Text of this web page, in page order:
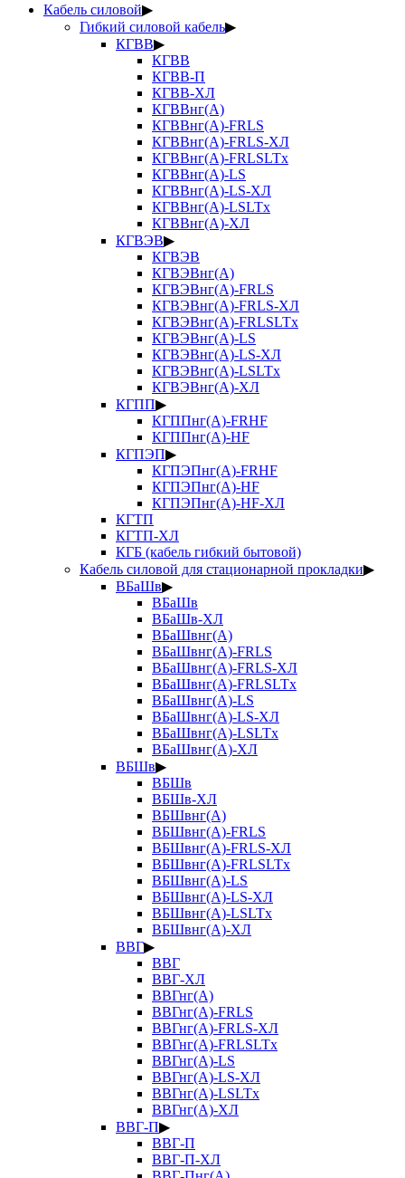
Кабель силовой▶
Гибкий силовой кабель▶
КГВВ▶
КГВВ
КГВВ-П
КГВВ-ХЛ
КГВВнг(А)
КГВВнг(А)-FRLS
КГВВнг(А)-FRLS-ХЛ
КГВВнг(А)-FRLSLTx
КГВВнг(А)-LS
КГВВнг(А)-LS-ХЛ
КГВВнг(А)-LSLTx
КГВВнг(А)-ХЛ
КГВЭВ▶
КГВЭВ
КГВЭВнг(А)
КГВЭВнг(А)-FRLS
КГВЭВнг(А)-FRLS-ХЛ
КГВЭВнг(А)-FRLSLTx
КГВЭВнг(А)-LS
КГВЭВнг(А)-LS-ХЛ
КГВЭВнг(А)-LSLTx
КГВЭВнг(А)-ХЛ
КГПП▶
КГППнг(А)-FRHF
КГППнг(А)-HF
КГПЭП▶
КГПЭПнг(А)-FRHF
КГПЭПнг(А)-HF
КГПЭПнг(А)-HF-ХЛ
КГТП
КГТП-ХЛ
КГБ (кабель гибкий бытовой)
Кабель силовой для стационарной прокладки▶
ВБаШв▶
ВБаШв
ВБаШв-ХЛ
ВБаШвнг(А)
ВБаШвнг(А)-FRLS
ВБаШвнг(А)-FRLS-ХЛ
ВБаШвнг(А)-FRLSLTx
ВБаШвнг(А)-LS
ВБаШвнг(А)-LS-ХЛ
ВБаШвнг(А)-LSLTx
ВБаШвнг(А)-ХЛ
ВБШв▶
ВБШв
ВБШв-ХЛ
ВБШвнг(А)
ВБШвнг(А)-FRLS
ВБШвнг(А)-FRLS-ХЛ
ВБШвнг(А)-FRLSLTx
ВБШвнг(А)-LS
ВБШвнг(А)-LS-ХЛ
ВБШвнг(А)-LSLTx
ВБШвнг(А)-ХЛ
ВВГ▶
ВВГ
ВВГ-ХЛ
ВВГнг(А)
ВВГнг(А)-FRLS
ВВГнг(А)-FRLS-ХЛ
ВВГнг(А)-FRLSLTx
ВВГнг(А)-LS
ВВГнг(А)-LS-ХЛ
ВВГнг(А)-LSLTx
ВВГнг(А)-ХЛ
ВВГ-П▶
ВВГ-П
ВВГ-П-ХЛ